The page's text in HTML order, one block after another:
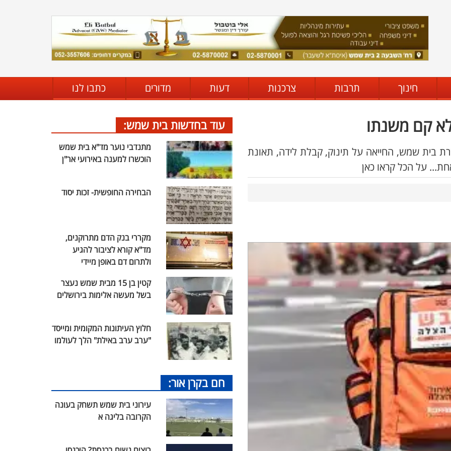
חינוך תרבות צרכנות דעות מדורים כתבו לנו
בית שמש, החייאה על תינוק, קבלת לידה, תאונת
על הכל קראו כאן
עוד בחדשות בית שמש:
מתנדבי נוער מד"א בית שמש
הוכשרו למענה באירועי אר"ן
הבחירה החופשית- זכות יסוד
מקררי בנק הדם מתרוקנים,
מד"א קורא לציבור להגיע
ולתרום דם באופן מיידי
קטין בן 15 מבית שמש נעצר
בשל מעשה אלימות בירושלים
חלוץ העיתונות המקומית ומייסד
"ערב ערב באילת" הלך לעולמו
חם בקרן אור:
עירוני בית שמש תשחק בעונה
הקרובה בליגה א